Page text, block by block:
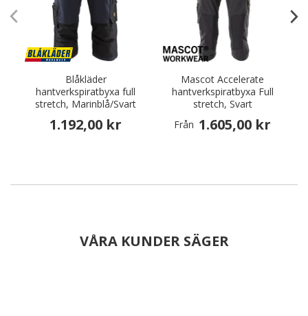
Blåkläder
hantverkspiratbyxa full
stretch, Marinblå/Svart
1.192,00 kr
Mascot Accelerate
hantverkspiratbyxa Full
stretch, Svart
Från 1.605,00 kr
VÅRA KUNDER SÄGER